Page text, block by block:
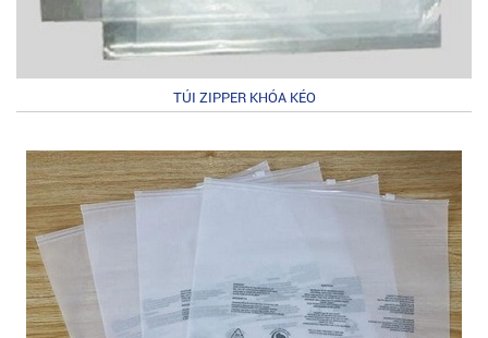
TÚI ZIPPER KHÓA KÉO